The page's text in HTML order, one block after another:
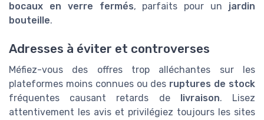
bocaux en verre fermés, parfaits pour un jardin
bouteille.
Adresses à éviter et controverses
Méfiez-vous des offres trop alléchantes sur les
plateformes moins connues ou des ruptures de stock
fréquentes causant retards de livraison. Lisez
attentivement les avis et privilégiez toujours les sites